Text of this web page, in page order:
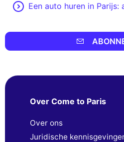
Een auto huren in
Over Come to Paris
Over ons
Juridische